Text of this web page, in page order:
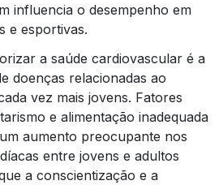
influencia o desempenho em
e esportivas.
a saúde cardiovascular é a
doenças relacionadas ao
vez mais jovens. Fatores
e alimentação inadequada
aumento preocupante nos
entre jovens e adultos
a conscientização e a